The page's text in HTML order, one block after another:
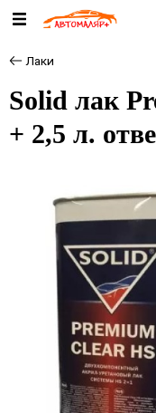
Лаки
Solid лак
+ 2,5 л.